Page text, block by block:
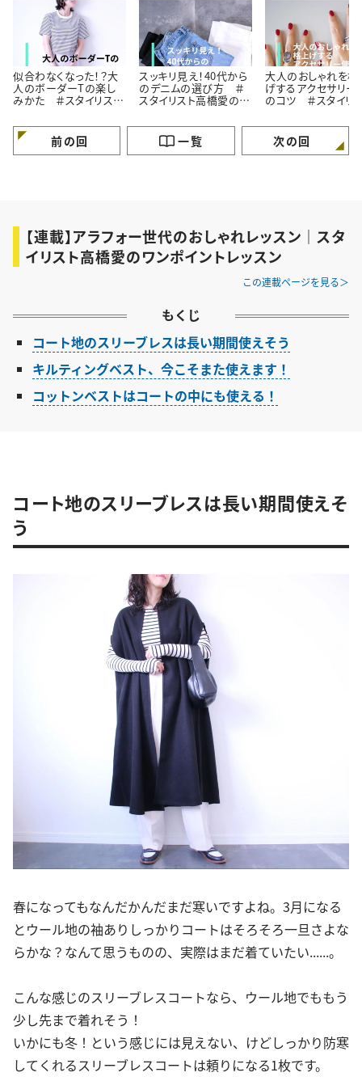
似合わなくなった！？大
人のボーダーTの楽し
みかた ＃スタイリスト
｜vol.1
スッキリ見え！40代から
のデニムの選び方 ＃
スタイリスト高橋愛の着
大人のおしゃれを格
げするアクセサリー
のコツ ＃スタイリ
｜vol.3
前の回 一覧 次の回
【連載】アラフォー世代のおしゃれレッスン｜スタ
イリスト高橋愛のワンポイントレッスン
この連載ページを見る
もくじ
コート地のスリーブレスは長い期間使えそう
キルティングベスト、今こそまた使えます！
コットンベストはコートの中にも使える！
コート地のスリーブレスは長い期間使えそ
う
春になってもなんだかんだまだ寒いですよね。3月になる
とウール地の袖ありしっかりコートはそろそろ一旦さよな
らかな？なんて思うものの、実際はまだ着ていたい......。
こんな感じのスリーブレスコートなら、ウール地でももう
少し先まで着れそう！
いかにも冬！という感じには見えない、けどしっかり防寒
してくれるスリーブレスコートは頼りになる1枚です。